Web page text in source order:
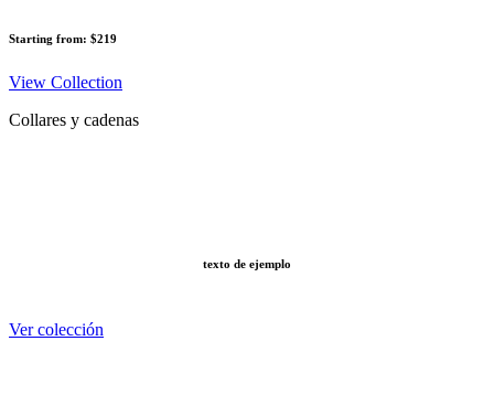
Starting from: $219
View Collection
Collares y cadenas
texto de ejemplo
Ver colección